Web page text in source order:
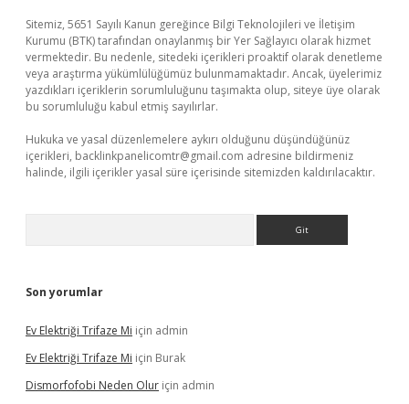
Sitemiz, 5651 Sayılı Kanun gereğince Bilgi Teknolojileri ve İletişim
Kurumu (BTK) tarafından onaylanmış bir Yer Sağlayıcı olarak hizmet
vermektedir. Bu nedenle, sitedeki içerikleri proaktif olarak denetleme
veya araştırma yükümlülüğümüz bulunmamaktadır. Ancak, üyelerimiz
yazdıkları içeriklerin sorumluluğunu taşımakta olup, siteye üye olarak
bu sorumluluğu kabul etmiş sayılırlar.
Hukuka ve yasal düzenlemelere aykırı olduğunu düşündüğünüz
içerikleri, backlinkpanelicomtr@gmail.com adresine bildirmeniz
halinde, ilgili içerikler yasal süre içerisinde sitemizden kaldırılacaktır.
Son yorumlar
Ev Elektriği Trifaze Mi için admin
Ev Elektriği Trifaze Mi için Burak
Dismorfofobi Neden Olur için admin